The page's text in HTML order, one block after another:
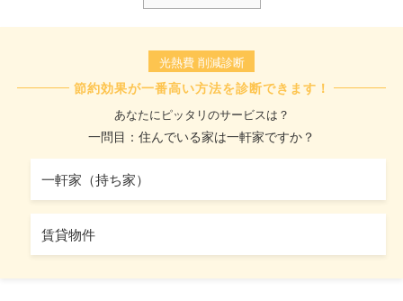
光熱費 削減診断
節約効果が一番高い方法を診断できます！
あなたにピッタリのサービスは？
一問目：住んでいる家は一軒家ですか？
一軒家（持ち家）
賃貸物件